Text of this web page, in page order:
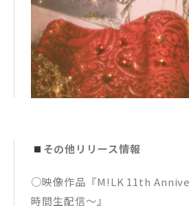
その他リリース情報
○映像作品『M!LK 11th
時間生配信〜』